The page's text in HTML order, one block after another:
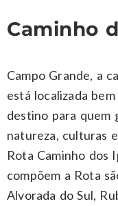
Caminho
Campo Grande, a
está localizada
destino para quem
natureza, culturas
Rota Caminho dos
compõem a Rota
Alvorada do Sul,